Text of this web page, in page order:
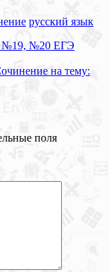
русский язык
№19, №20 ЕГЭ
на тему:
поля